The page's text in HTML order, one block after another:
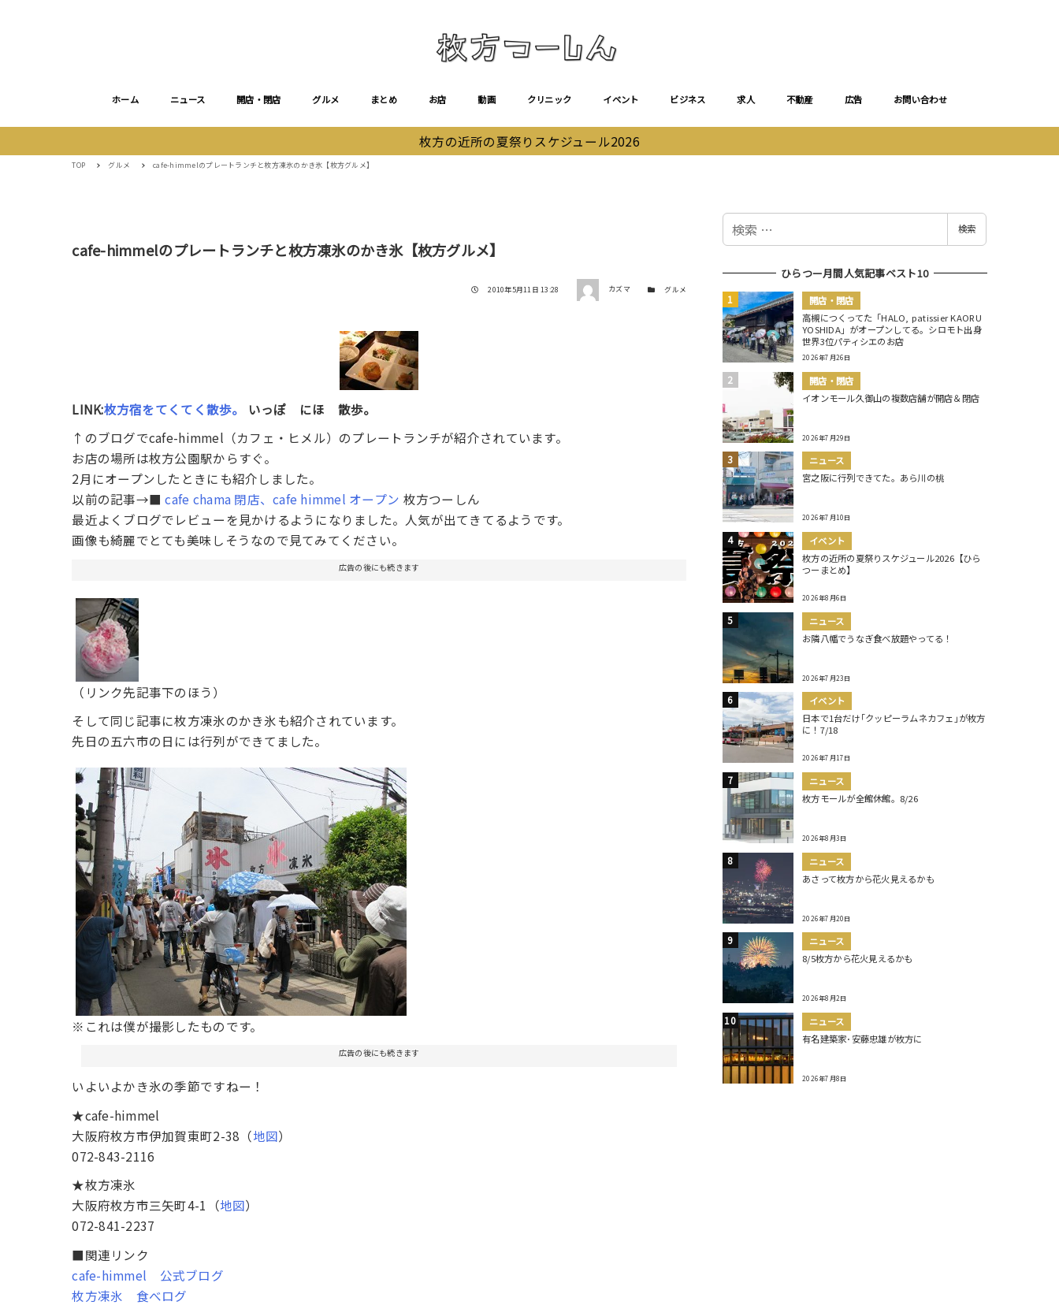
ホーム ニュース 開店・閉店 グルメ まとめ お店 動画 クリニック イベント ビジネス 求人 不動産 広告 お問い合わせ
枚方の近所の夏祭りスケジュール2026
TOP グルメ cafe-himmelのプレートランチと枚方凍氷のかき氷【枚方グルメ】
cafe-himmelのプレートランチと枚方凍氷のかき氷【枚方グルメ】
投稿日
2010年5月11日 13:28 著者 カズマ カテゴリー
グルメ
LINK:枚方宿をてくてく散歩。
いっぽ にほ 散歩。
↑のブログでcafe-himmel（カフェ・ヒメル）のプレートランチが紹介されています。
お店の場所は枚方公園駅からすぐ。
2月にオープンしたときにも紹介しました。
以前の記事→■ cafe chama 閉店、cafe himmel オープン 枚方つーしん
最近よくブログでレビューを見かけるようになりました。人気が出てきてるようです。
画像も綺麗でとても美味しそうなので見てみてください。
広告の後にも続きます
（リンク先記事下のほう）
そして同じ記事に枚方凍氷のかき氷も紹介されています。
先日の五六市の日には行列ができてました。
※これは僕が撮影したものです。
広告の後にも続きます
いよいよかき氷の季節ですねー！
★cafe-himmel
大阪府枚方市伊加賀東町2-38（地図）
072-843-2116
★枚方凍氷
大阪府枚方市三矢町4-1（地図）
072-841-2237
■関連リンク
cafe-himmel 公式ブログ
枚方凍氷 食べログ
検
検索
ひらつー月間人気記事ベスト10
開店・閉店
高槻につくってた「HALO, patissier KAORU
YOSHIDA」がオープンしてる。シロモト出身
世界3位パティシエのお店
2026年7月26日
開店・閉店
イオンモール久御山の複数店舗が開店＆閉店
2026年7月29日
ニュース
宮之阪に行列できてた。あら川の桃
2026年7月10日
イベント
枚方の近所の夏祭りスケジュール2026【ひら
つーまとめ】
2026年8月6日
ニュース
お隣八幡でうなぎ食べ放題やってる！
2026年7月23日
イベント
日本で1台だけ｢クッピーラムネカフェ｣が枚方
に！7/18
2026年7月17日
ニュース
枚方モールが全館休館。8/26
2026年8月3日
ニュース
あさって枚方から花火見えるかも
2026年7月20日
ニュース
8/5枚方から花火見えるかも
2026年8月2日
ニュース
有名建築家･安藤忠雄が枚方に
2026年7月8日